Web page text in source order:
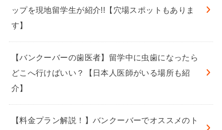
ップを現地留学生が紹介!!【穴場スポットもありま
す】
【バンクーバーの歯医者】留学中に虫歯になったら
どこへ行けばいい？【日本人医師がいる場所も紹
介】
【料金プラン解説！】バンクーバーでオススメのト